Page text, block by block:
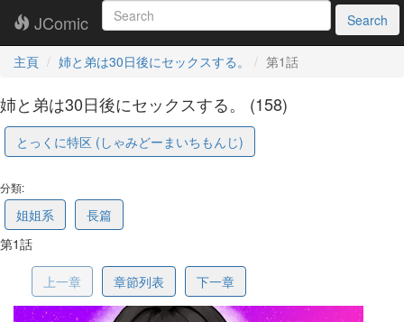
JComic Search
主頁 姉と弟は30日後にセックスする。 第1話
姉と弟は30日後にセックスする。 (158)
とっくに特区 (しゃみどーまいちもんじ)
分類:
姐姐系
長篇
第1話
上一章 章節列表 下一章